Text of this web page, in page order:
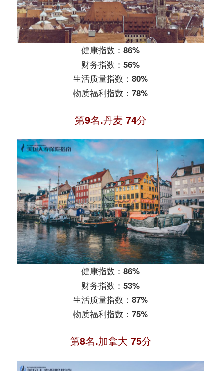
健康指数：86%
财务指数：56%
生活质量指数：80%
物质福利指数：78%
第9名.丹麦 74分
健康指数：86%
财务指数：53%
生活质量指数：87%
物质福利指数：75%
第8名.加拿大 75分